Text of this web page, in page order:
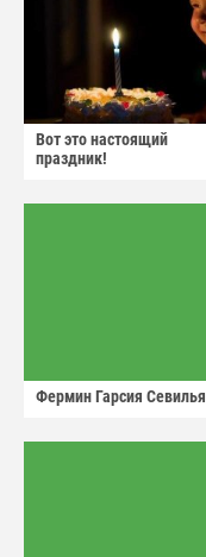
Вот это настоящий
праздник!
Фермин Гарсия Севилья